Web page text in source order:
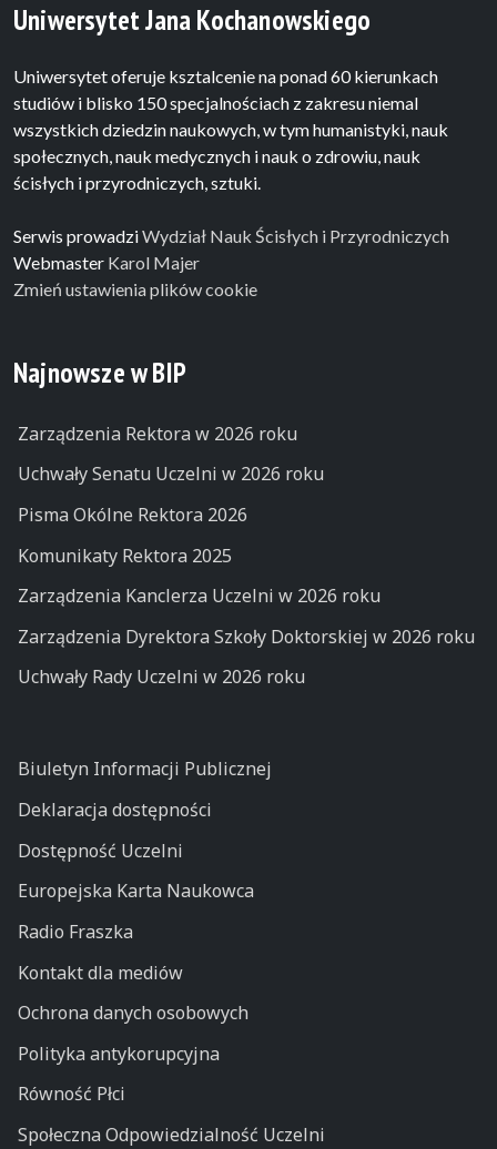
Uniwersytet Jana Kochanowskiego
Uniwersytet oferuje ksztalcenie na ponad 60 kierunkach
studiów i blisko 150 specjalnościach z zakresu niemal
wszystkich dziedzin naukowych, w tym humanistyki, nauk
społecznych, nauk medycznych i nauk o zdrowiu, nauk
ścisłych i przyrodniczych, sztuki.
Serwis prowadziWydział Nauk Ścisłych i Przyrodniczych
Webmaster Karol Majer
Zmień ustawienia plików cookie
Najnowsze w BIP
Zarządzenia Rektora w 2026 roku
Uchwały Senatu Uczelni w 2026 roku
Pisma Okólne Rektora 2026
Komunikaty Rektora 2025
Zarządzenia Kanclerza Uczelni w 2026 roku
Zarządzenia Dyrektora Szkoły Doktorskiej w 2026 roku
Uchwały Rady Uczelni w 2026 roku
Biuletyn Informacji Publicznej
Deklaracja dostępności
Dostępność Uczelni
Europejska Karta Naukowca
Radio Fraszka
Kontakt dla mediów
Ochrona danych osobowych
Polityka antykorupcyjna
Równość Płci
Społeczna Odpowiedzialność Uczelni